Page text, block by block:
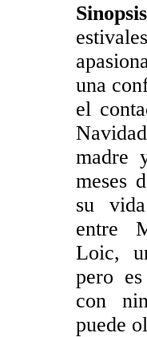
una
el
madre
meses
su
entre
Loic,
pero
con
puede